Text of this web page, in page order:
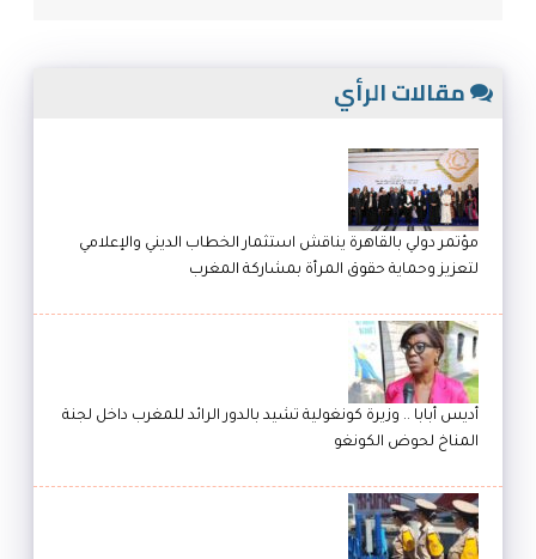
مقالات الرأي
مؤتمر دولي بالقاهرة يناقش استثمار الخطاب الديني والإعلامي
لتعزيز وحماية حقوق المرأة بمشاركة المغرب
أديس أبابا .. وزيرة كونغولية تشيد بالدور الرائد للمغرب داخل لجنة
المناخ لحوض الكونغو